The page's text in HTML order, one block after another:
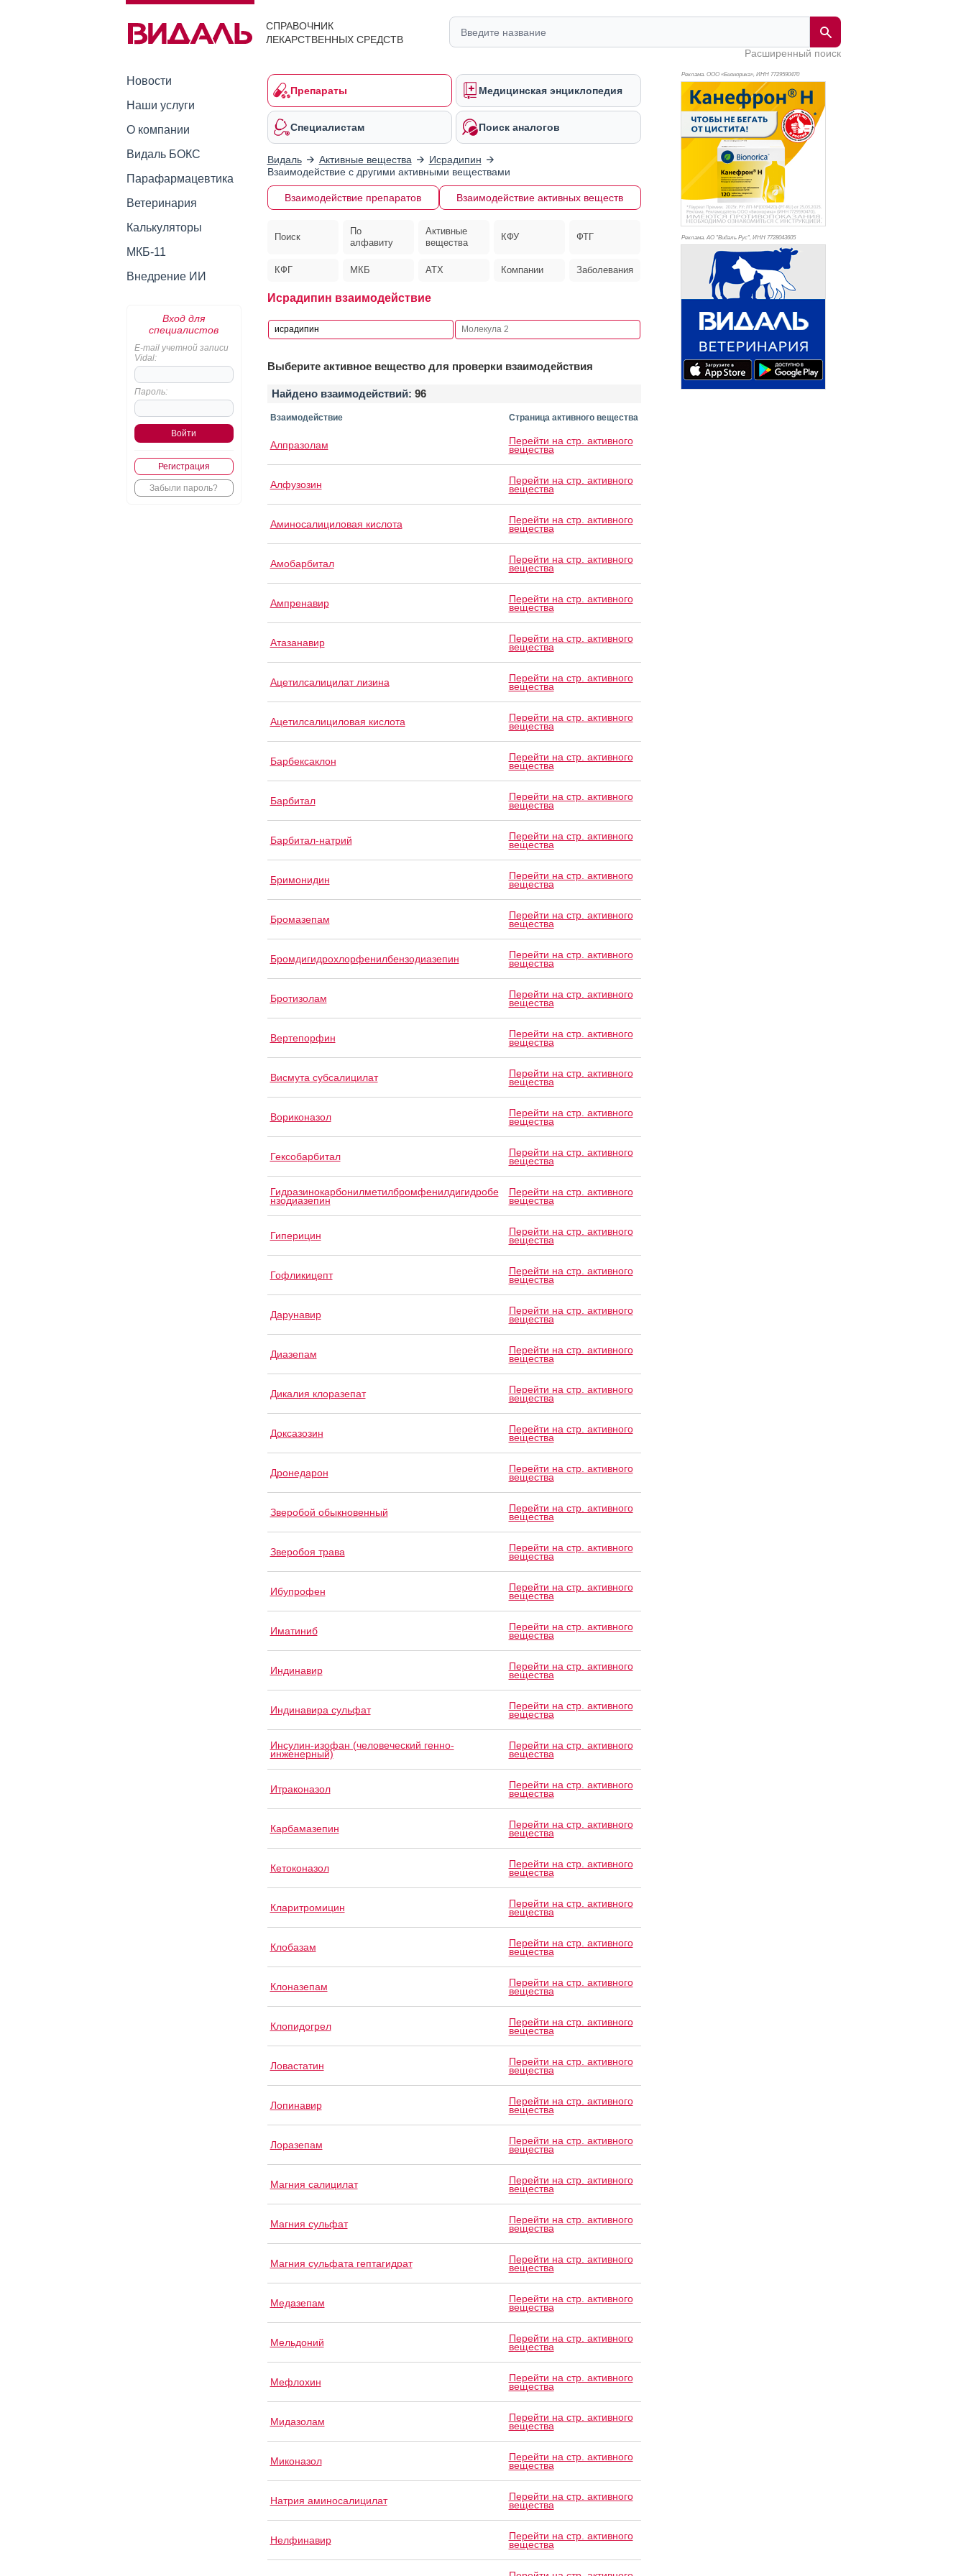
СПРАВОЧНИК
ЛЕКАРСТВЕННЫХ СРЕДСТВ
Расширенный поиск
Новости
Наши услуги
О компании
Видаль БОКС
Парафармацевтика
Ветеринария
Калькуляторы
МКБ-11
Внедрение ИИ
Вход для
специалистов
E-mail учетной записи
Vidal:
Пароль:
Регистрация
Забыли пароль?
Препараты Медицинская энциклопедия
Специалистам Поиск аналогов
Видаль Активные вещества
Исрадипин
Взаимодействие с другими активными веществами
Взаимодействие препаратов Взаимодействие активных веществ
Поиск
По
алфавиту
Активные
вещества
КФУ ФТГ
КФГ МКБ АТХ Компании Заболевания
Исрадипин взаимодействие
Выберите активное вещество для проверки взаимодействия
Найдено взаимодействий: 96
Взаимодействие Страница активного вещества
Алпразолам Перейти на стр. активного
вещества
Алфузозин Перейти на стр. активного
вещества
Аминосалициловая кислота Перейти на стр. активного
вещества
Амобарбитал Перейти на стр. активного
вещества
Ампренавир Перейти на стр. активного
вещества
Атазанавир Перейти на стр. активного
вещества
Ацетилсалицилат лизина Перейти на стр. активного
вещества
Ацетилсалициловая кислота Перейти на стр. активного
вещества
Барбексаклон Перейти на стр. активного
вещества
Барбитал Перейти на стр. активного
вещества
Барбитал-натрий Перейти на стр. активного
вещества
Бримонидин Перейти на стр. активного
вещества
Бромазепам Перейти на стр. активного
вещества
Бромдигидрохлорфенилбензодиазепин Перейти на стр. активного
вещества
Бротизолам Перейти на стр. активного
вещества
Вертепорфин Перейти на стр. активного
вещества
Висмута субсалицилат Перейти на стр. активного
вещества
Вориконазол Перейти на стр. активного
вещества
Гексобарбитал Перейти на стр. активного
вещества
Гидразинокарбонилметилбромфенилдигидробе
нзодиазепин
Перейти на стр. активного
вещества
Гиперицин Перейти на стр. активного
вещества
Гофликицепт Перейти на стр. активного
вещества
Дарунавир Перейти на стр. активного
вещества
Диазепам Перейти на стр. активного
вещества
Дикалия клоразепат Перейти на стр. активного
вещества
Доксазозин Перейти на стр. активного
вещества
Дронедарон Перейти на стр. активного
вещества
Зверобой обыкновенный Перейти на стр. активного
вещества
Зверобоя трава Перейти на стр. активного
вещества
Ибупрофен Перейти на стр. активного
вещества
Иматиниб Перейти на стр. активного
вещества
Индинавир Перейти на стр. активного
вещества
Индинавира сульфат Перейти на стр. активного
вещества
Инсулин-изофан (человеческий генно-
инженерный)
Перейти на стр. активного
вещества
Итраконазол Перейти на стр. активного
вещества
Карбамазепин Перейти на стр. активного
вещества
Кетоконазол Перейти на стр. активного
вещества
Кларитромицин Перейти на стр. активного
вещества
Клобазам Перейти на стр. активного
вещества
Клоназепам Перейти на стр. активного
вещества
Клопидогрел Перейти на стр. активного
вещества
Ловастатин Перейти на стр. активного
вещества
Лопинавир Перейти на стр. активного
вещества
Лоразепам Перейти на стр. активного
вещества
Магния салицилат Перейти на стр. активного
вещества
Магния сульфат Перейти на стр. активного
вещества
Магния сульфата гептагидрат Перейти на стр. активного
вещества
Медазепам Перейти на стр. активного
вещества
Мельдоний Перейти на стр. активного
вещества
Мефлохин Перейти на стр. активного
вещества
Мидазолам Перейти на стр. активного
вещества
Миконазол Перейти на стр. активного
вещества
Натрия аминосалицилат Перейти на стр. активного
вещества
Нелфинавир Перейти на стр. активного
вещества
Реклама. ООО «Бионорика», ИНН 7729590470
Реклама. АО "Видаль Рус", ИНН 7728043605